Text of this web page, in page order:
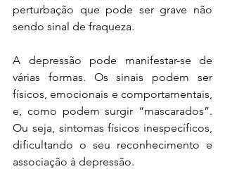
perturbação que pode ser grave não
sendo sinal de fraqueza.
A depressão pode manifestar-se de
várias formas. Os sinais podem ser
físicos, emocionais e comportamentais,
e, como podem surgir “mascarados”.
Ou seja, sintomas físicos inespecíficos,
dificultando o seu reconhecimento e
associação à depressão.